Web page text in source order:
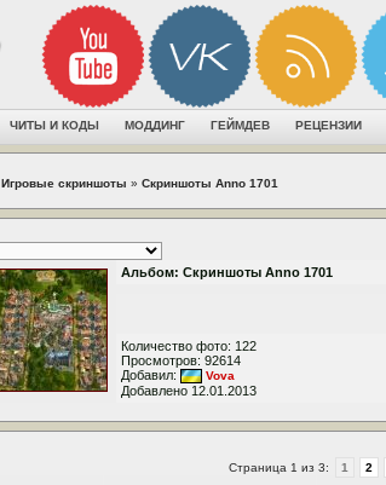
ЧИТЫ И КОДЫ МОДДИНГ ГЕЙМДЕВ РЕЦЕНЗИИ
Игровые скриншоты » Скриншоты Anno 1701
Альбом: Скриншоты Anno 1701
Количество фото: 122
Просмотров: 92614
Добавил:
Vova
Добавлено 12.01.2013
Страница 1 из 3: 1 2